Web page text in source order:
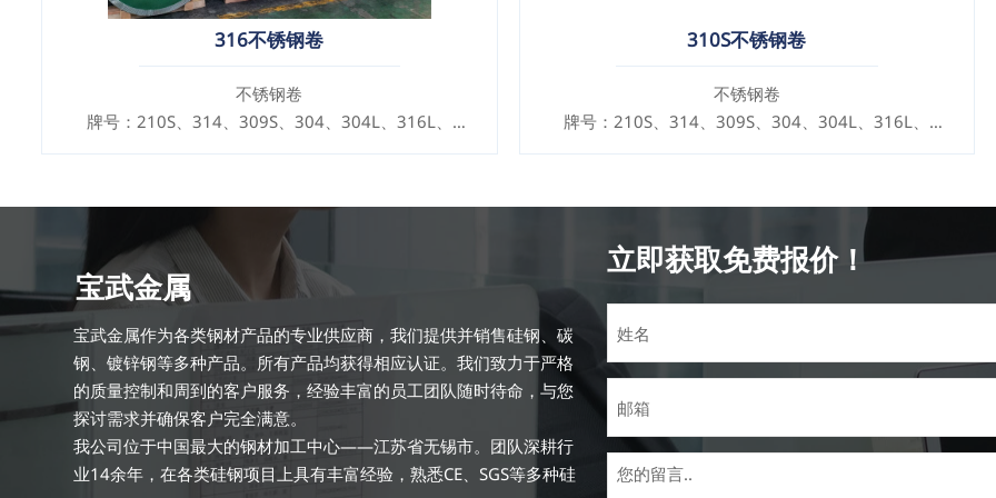
316不锈钢卷
不锈钢卷
牌号：210S、314、309S、304、304L、316L、
321、410、420、430、904等
规格
厚度：0.1mm - 150mm
310S不锈钢卷
不锈钢卷
牌号：210S、314、309S、304、304L、316L、
321、410、420、430、904等
规格
宝武金属
宝武金属作为各类钢材产品的专业供应商，我们提供并销售硅钢、碳
钢、镀锌钢等多种产品。所有产品均获得相应认证。我们致力于严格
的质量控制和周到的客户服务，经验丰富的员工团队随时待命，与您
探讨需求并确保客户完全满意。
我公司位于中国最大的钢材加工中心——江苏省无锡市。团队深耕行
业14余年，在各类硅钢项目上具有丰富经验，熟悉CE、SGS等多种硅
立即获取免费报价！